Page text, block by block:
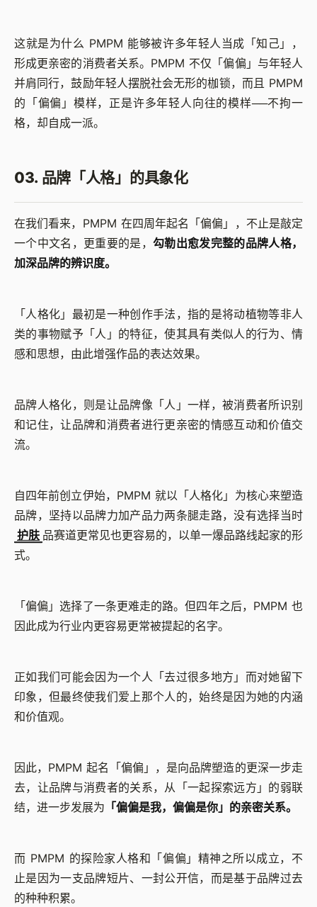
这就是为什么 PMPM 能够被许多年轻人当成「知己」，
形成更亲密的消费者关系。PMPM 不仅「偏偏」与年轻人
并肩同行，鼓励年轻人摆脱社会无形的枷锁，而且 PMPM
的「偏偏」模样，正是许多年轻人向往的模样──不拘一
格，却自成一派。
03. 品牌「人格」的具象化
在我们看来，PMPM 在四周年起名「偏偏」，不止是敲定
一个中文名，更重要的是， 勾勒出愈发完整的品牌人格，
加深品牌的辨识度。
「人格化」最初是一种创作手法，指的是将动植物等非人
类的事物赋予「人」的特征，使其具有类似人的行为、情
感和思想，由此增强作品的表达效果。
品牌人格化，则是让品牌像「人」一样，被消费者所识别
和记住，让品牌和消费者进行更亲密的情感互动和价值交
流。
自四年前创立伊始，PMPM 就以「人格化」为核心来塑造
品牌，坚持以品牌力加产品力两条腿走路，没有选择当时
护肤 品赛道更常见也更容易的，以单一爆品路线起家的形
式。
「偏偏」选择了一条更难走的路。但四年之后，PMPM 也
因此成为行业内更容易更常被提起的名字。
正如我们可能会因为一个人「去过很多地方」而对她留下
印象，但最终使我们爱上那个人的，始终是因为她的内涵
和价值观。
因此，PMPM 起名「偏偏」，是向品牌塑造的更深一步走
去，让品牌与消费者的关系，从「一起探索远方」的弱联
结，进一步发展为 「偏偏是我，偏偏是你」的亲密关系。
而 PMPM 的探险家人格和「偏偏」精神之所以成立，不
止是因为一支品牌短片、一封公开信，而是基于品牌过去
的种种积累。